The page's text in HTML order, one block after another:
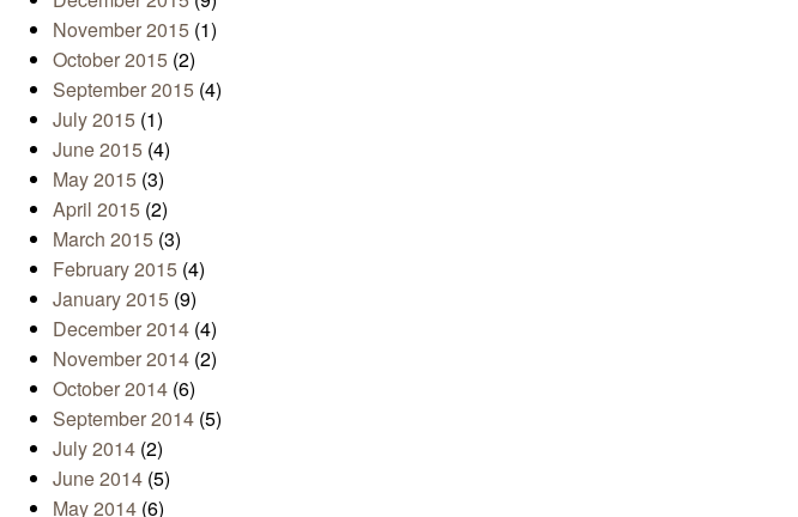
November 2015 (1)
October 2015 (2)
September 2015 (4)
July 2015 (1)
June 2015 (4)
May 2015 (3)
April 2015 (2)
March 2015 (3)
February 2015 (4)
January 2015 (9)
December 2014 (4)
November 2014 (2)
October 2014 (6)
September 2014 (5)
July 2014 (2)
June 2014 (5)
May 2014 (6)